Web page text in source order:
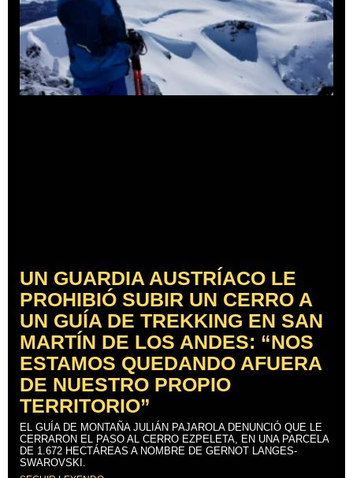
UN GUARDIA AUSTRÍACO LE
PROHIBIÓ SUBIR UN CERRO A
UN GUÍA DE TREKKING EN SAN
MARTÍN DE LOS ANDES: “NOS
ESTAMOS QUEDANDO AFUERA
DE NUESTRO PROPIO
TERRITORIO”
EL GUÍA DE MONTAÑA JULIÁN PAJAROLA DENUNCIÓ QUE LE
CERRARON EL PASO AL CERRO EZPELETA, EN UNA PARCELA
DE 1.672 HECTÁREAS A NOMBRE DE GERNOT LANGES-
SWAROVSKI.